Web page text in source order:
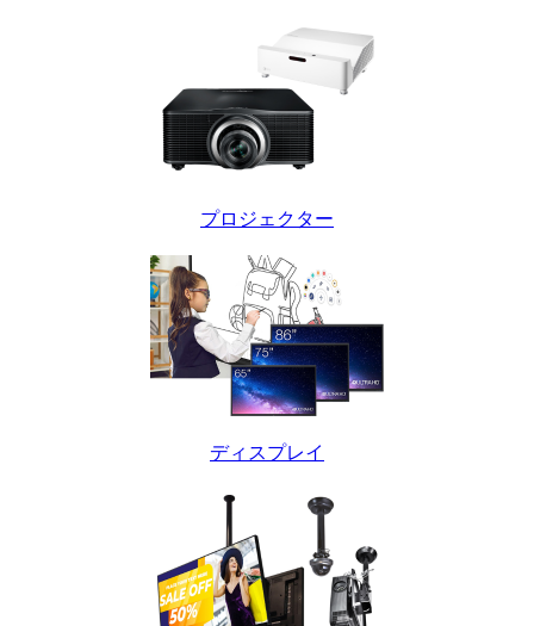
プロジェクター
ディスプレイ